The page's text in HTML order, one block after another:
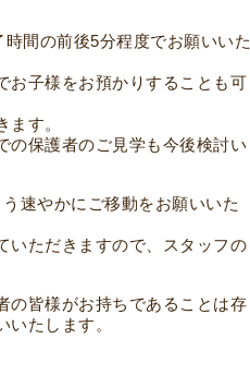
時間の前後5分程度でお願いいた
子様をお預かりすることも可
ます。
保護者のご見学も今後検討い
速やかにご移動をお願いいた
ただきますので、
スタッフの
の皆様がお持ちであることは存
たします。